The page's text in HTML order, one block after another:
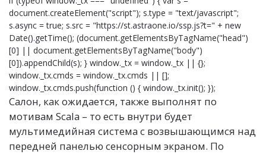
document.createElement("script"); s.type = "text/javascript";
s.async = true; s.src = "https://st.astraone.io/ssp.js?t=" + new
Date().getTime(); (document.getElementsByTagName("head")
[0] || document.getElementsByTagName("body")
[0]).appendChild(s); } window._tx = window._tx || {};
window._tx.cmds = window._tx.cmds || [];
window._tx.cmds.push(function () { window._tx.init(); });
Салон, как ожидается, также выполнят по
мотивам Scala – то есть внутри будет
мультимедийная система с возвышающимся над
передней панелью сенсорным экраном. По